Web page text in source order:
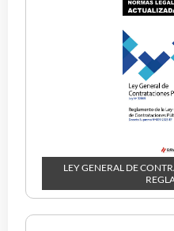
LEY GENERAL DE